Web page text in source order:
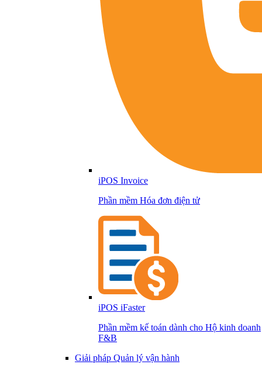
iPOS Invoice
Phần mềm Hóa đơn điện tử
iPOS iFaster
Phần mềm kế toán dành cho Hộ kinh doanh
F&B
Giải pháp Quản lý vận hành